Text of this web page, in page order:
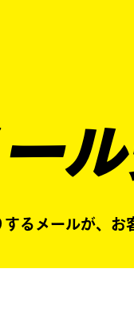
るメールが、お